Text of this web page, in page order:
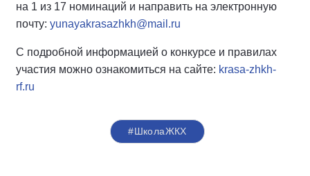
на 1 из 17 номинаций и направить на электронную
почту: yunayakrasazhkh@mail.ru
С подробной информацией о конкурсе и правилах
участия можно ознакомиться на сайте: krasa-zhkh-
rf.ru
#ШколаЖКХ